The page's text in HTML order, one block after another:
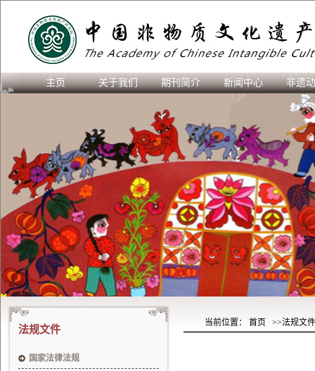
主页 关于我们 期刊简介 新闻中心 非遗
当前位置： 首页 >>法规文件
法规文件
国家法律法规